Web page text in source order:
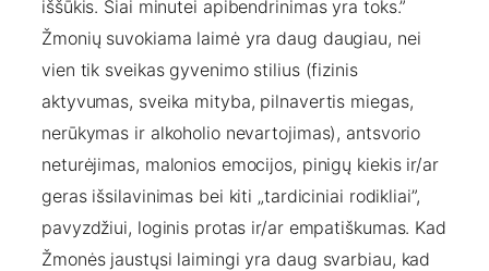
iššūkis. Šiai minutei apibendrinimas yra toks.”
Žmonių suvokiama laimė yra daug daugiau, nei
vien tik sveikas gyvenimo stilius (fizinis
aktyvumas, sveika mityba, pilnavertis miegas,
nerūkymas ir alkoholio nevartojimas), antsvorio
neturėjimas, malonios emocijos, pinigų kiekis ir/ar
geras išsilavinimas bei kiti „tardiciniai rodikliai”,
pavyzdžiui, loginis protas ir/ar empatiškumas. Kad
Žmonės jaustųsi laimingi yra daug svarbiau, kad